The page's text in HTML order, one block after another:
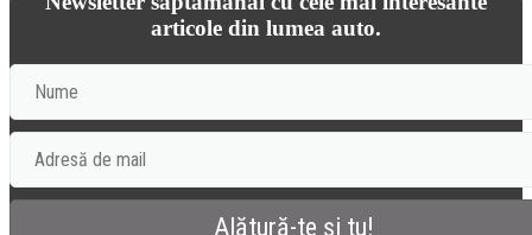
articole din lumea auto.